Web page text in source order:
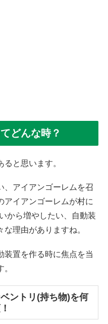
どんな時？
と思います。
、アイアンゴーレムを召
アイアンゴーレムが村に
から増やしたい、自動装
理由がありますね。
装置を作る時に焦点を当
ントリ(持ち物)を何